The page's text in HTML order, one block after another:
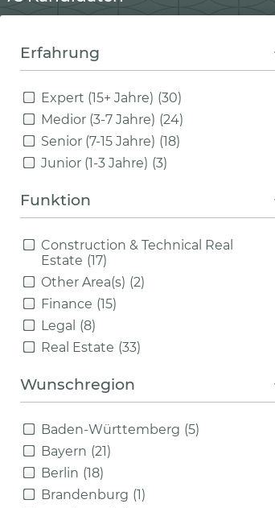
Erfahrung
Expert (15+ Jahre) (30)
Medior (3-7 Jahre) (24)
Senior (7-15 Jahre) (18)
Junior (1-3 Jahre) (3)
Funktion
Construction & Technical Real
Estate (17)
Other Area(s) (2)
Finance (15)
Legal (8)
Real Estate (33)
Wunschregion
Baden-Württemberg (5)
Bayern (21)
Berlin (18)
Brandenburg (1)